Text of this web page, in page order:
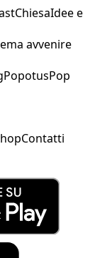
ChiesaIdee e
avvenire
PopotusPop
Contatti